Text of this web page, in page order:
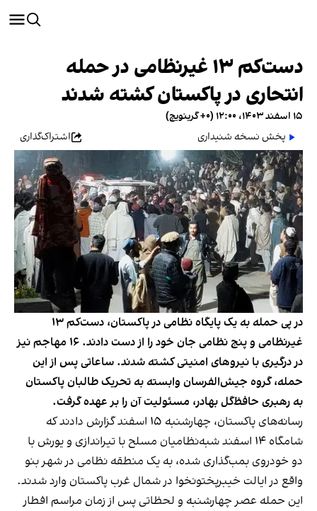
دست‌کم ۱۳ غیرنظامی در حمله
انتحاری در پاکستان کشته شدند
۱۵ اسفند ۱۴۰۳، ۱۲:۰۰ (‎+۰ گرینویچ)
پخش نسخه شنیداری
اشتراک‌گذاری
در پی حمله‌ به یک پایگاه نظامی در پاکستان، دست‌کم ۱۳
غیرنظامی و پنج نظامی جان خود را از دست دادند. ۱۶ مهاجم نیز
در درگیری با نیروهای امنیتی کشته شدند. ساعاتی پس از این
حمله، گروه جیش‌‌الفرسان وابسته به تحریک طالبان پاکستان
به رهبری حافظ‌گل‌‌ بهادر، مسئولیت آن را بر عهده گرفت.
رسانه‌های پاکستان، چهارشنبه ۱۵ اسفند گزارش دادند که
شامگاه ۱۴ اسفند شبه‌نظامیان مسلح با تیراندازی و یورش با
دو خودروی بمب‌گذاری شده، به یک منطقه نظامی در شهر بنو
واقع در ایالت خیبرپختونخوا در شمال غرب پاکستان وارد شدند.
این حمله عصر چهارشنبه و لحظاتی پس از زمان مراسم افطار